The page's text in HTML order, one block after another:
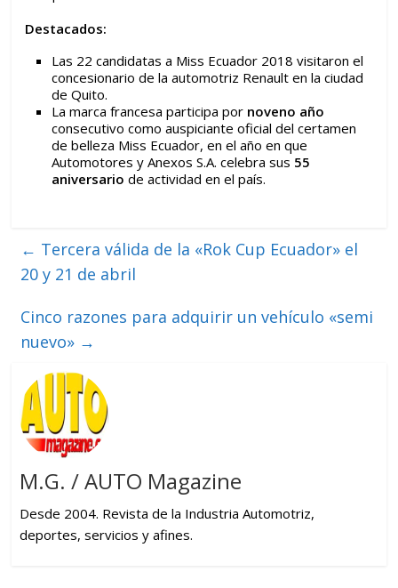
Destacados:
Las 22 candidatas a Miss Ecuador 2018 visitaron el
concesionario de la automotriz Renault en la ciudad
de Quito.
La marca francesa participa por noveno año
consecutivo como auspiciante oficial del certamen
de belleza Miss Ecuador, en el año en que
Automotores y Anexos S.A. celebra sus 55
aniversariode actividad en el país.
← Tercera válida de la «Rok Cup Ecuador» el
20 y 21 de abril
Cinco razones para adquirir un vehículo «semi
nuevo» →
M.G. / AUTO Magazine
Desde 2004. Revista de la Industria Automotriz,
deportes, servicios y afines.